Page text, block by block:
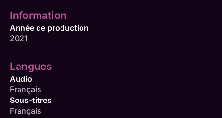
Information
Année de production
2021
Langues
Audio
Français
Sous-titres
Français